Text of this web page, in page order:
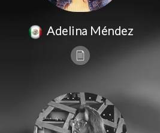
Adelina Méndez